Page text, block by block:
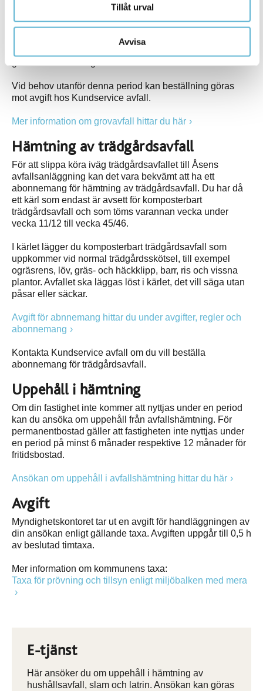
Tillåt urval
Avvisa
Hämtning av grovavfall
Hämtning av grovavfall (inte trädgårdsavfall eller vitvaror)
ingår i ditt ordinarie avfallsabonnemang med ett
Vid behov utanför denna period kan beställning göras
mot avgift hos Kundservice avfall.
Mer information om grovavfall hittar du här
Hämtning av trädgårdsavfall
För att slippa köra iväg trädgårdsavfallet till Åsens
avfallsanläggning kan det vara bekvämt att ha ett
abonnemang för hämtning av trädgårdsavfall. Du har då
ett kärl som endast är avsett för komposterbart
trädgårdsavfall och som töms varannan vecka under
vecka 11/12 till vecka 45/46.
I kärlet lägger du komposterbart trädgårdsavfall som
uppkommer vid normal trädgårdsskötsel, till exempel
ogräsrens, löv, gräs- och häckklipp, barr, ris och vissna
plantor. Avfallet ska läggas löst i kärlet, det vill säga utan
påsar eller säckar.
Avgift för abnnemang hittar du under avgifter, regler och
abonnemang
Kontakta Kundservice avfall om du vill beställa
abonnemang för trädgårdsavfall.
Uppehåll i hämtning
Om din fastighet inte kommer att nyttjas under en period
kan du ansöka om uppehåll från avfallshämtning. För
permanentbostad gäller att fastigheten inte nyttjas under
en period på minst 6 månader respektive 12 månader för
fritidsbostad.
Ansökan om uppehåll i avfallshämtning hittar du här
Avgift
Myndighetskontoret tar ut en avgift för handläggningen av
din ansökan enligt gällande taxa. Avgiften uppgår till 0,5 h
av beslutad timtaxa.
Mer information om kommunens taxa:
Taxa för prövning och tillsyn enligt miljöbalken med mera
E-tjänst
Här ansöker du om uppehåll i hämtning av
hushållsavfall, slam och latrin. Ansökan kan göras